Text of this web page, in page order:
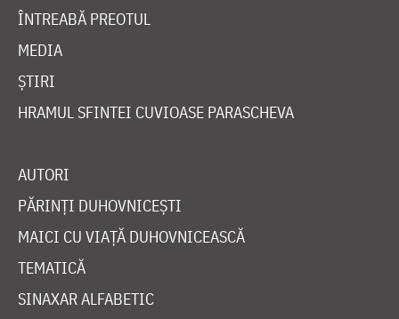
ÎNTREABĂ PREOTUL
MEDIA
ȘTIRI
HRAMUL SFINTEI CUVIOASE PARASCHEVA
AUTORI
PĂRINȚI DUHOVNICEȘTI
MAICI CU VIAȚĂ DUHOVNICEASCĂ
TEMATICĂ
SINAXAR ALFABETIC